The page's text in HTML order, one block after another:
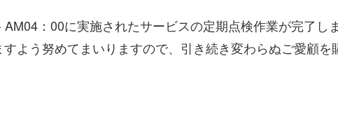
：00に実施されたサービスの定期点検作業が完了し
よう努めてまいりますので、引き続き変わらぬご愛顧を